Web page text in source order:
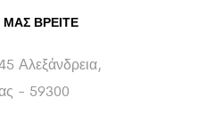
ΒΡΕΊΤΕ
Αλεξάνδρεια,
- 59300